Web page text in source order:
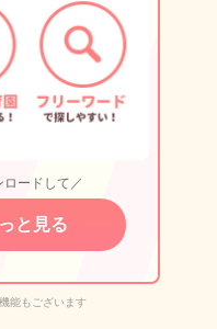
ードして／
と見る
能もございます